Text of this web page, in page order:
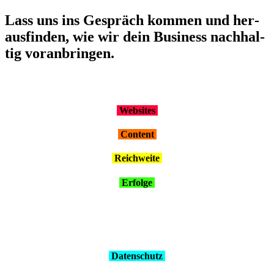
Lass uns ins Gespräch kom­men und her­
aus­fin­den, wie wir dein Busi­ness nach­hal­
tig vor­an­brin­gen.
Web­sites
Con­tent
Reich­wei­te
Erfol­ge
Daten­schutz